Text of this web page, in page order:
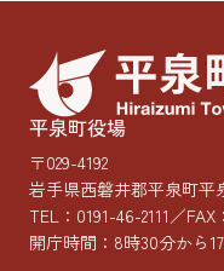
平泉町役場
〒029-4192
岩手県西磐井郡平泉町平
TEL： 0191-46-2111／FAX
開庁時間：8時30分から